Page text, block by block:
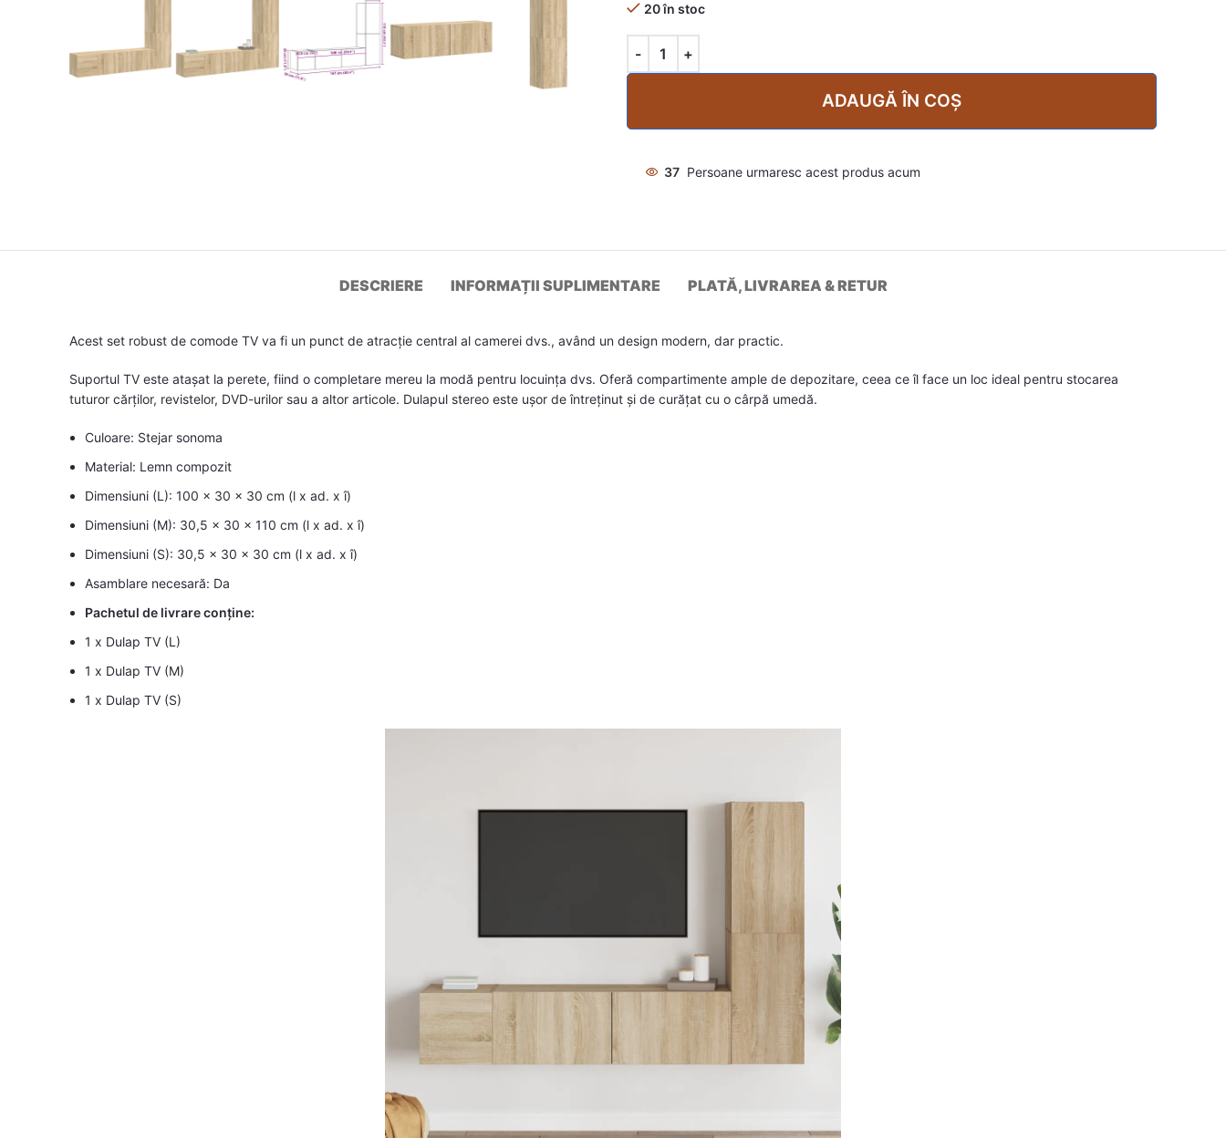
20 în stoc
ADAUGĂ ÎN COȘ
37 Persoane urmaresc acest produs acum
DESCRIERE INFORMAȚII SUPLIMENTARE PLATĂ, LIVRAREA & RETUR
Acest set robust de comode TV va fi un punct de atracție central al camerei dvs., având un design modern, dar practic.
Suportul TV este atașat la perete, fiind o completare mereu la modă pentru locuința dvs. Oferă compartimente ample de depozitare, ceea ce îl face un loc ideal pentru stocarea
tuturor cărților, revistelor, DVD-urilor sau a altor articole. Dulapul stereo este ușor de întreținut și de curățat cu o cârpă umedă.
Culoare: Stejar sonoma
Material: Lemn compozit
Dimensiuni (L): 100 x 30 x 30 cm (l x ad. x î)
Dimensiuni (M): 30,5 x 30 x 110 cm (l x ad. x î)
Dimensiuni (S): 30,5 x 30 x 30 cm (l x ad. x î)
Asamblare necesară: Da
Pachetul de livrare conține:
1 x Dulap TV (L)
1 x Dulap TV (M)
1 x Dulap TV (S)